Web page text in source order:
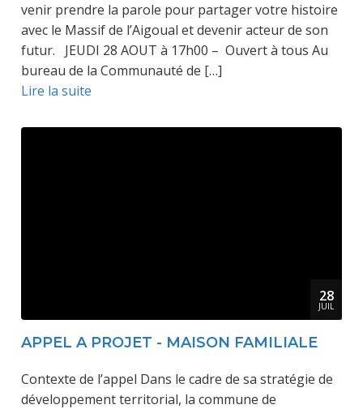
venir prendre la parole pour partager votre histoire
avec le Massif de l’Aigoual et devenir acteur de son
futur. JEUDI 28 AOUT à 17h00 – Ouvert à tous Au
bureau de la Communauté de […]
Lire la suite
28
JUIL
APPEL A PROJET - MAISON FAMILIALE
Contexte de l’appel Dans le cadre de sa stratégie de
développement territorial, la commune de